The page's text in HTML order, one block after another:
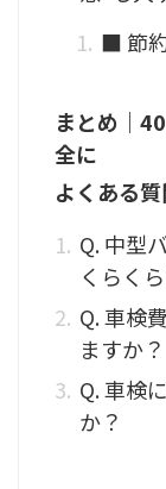
■ 節
まとめ｜
全に
よくある質
Q. 中型
くらく
Q. 車検
ますか？
Q. 車検
か？